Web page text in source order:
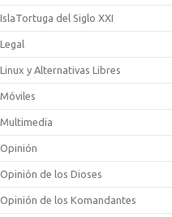
IslaTortuga del Siglo XXI
Legal
Linux y Alternativas Libres
Móviles
Multimedia
Opinión
Opinión de los Dioses
Opinión de los Komandantes